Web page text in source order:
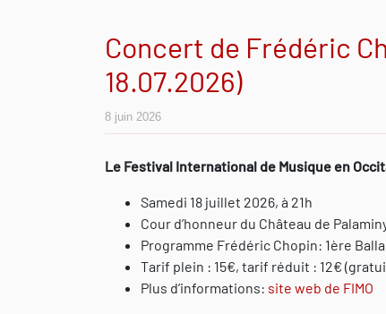
Concert de Frédéric
18.07.2026)
8 juin 2026
Le Festival International de Musique en
Samedi 18 juillet 2026, à 21h
Cour d’honneur du Château de
Programme Frédéric Chopin: 1ère
Tarif plein : 15€, tarif réduit : 12€
Plus d’informations: site web de FIMO